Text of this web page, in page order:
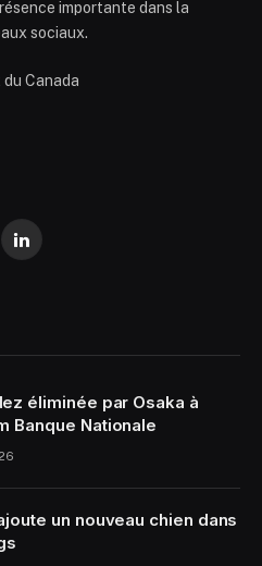
importante dans la
sociaux.
Canada
LinkedIn
éliminée par Osaka à
Banque Nationale
un nouveau chien dans